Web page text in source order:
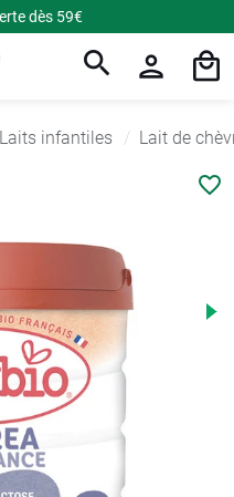
dès 59€
Laits infantiles Lait de